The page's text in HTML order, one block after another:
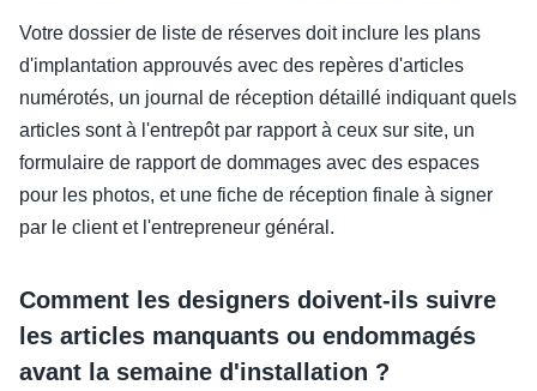
Votre dossier de liste de réserves doit inclure les plans
d'implantation approuvés avec des repères d'articles
numérotés, un journal de réception détaillé indiquant quels
articles sont à l'entrepôt par rapport à ceux sur site, un
formulaire de rapport de dommages avec des espaces
pour les photos, et une fiche de réception finale à signer
par le client et l'entrepreneur général.
Comment les designers doivent-ils suivre
les articles manquants ou endommagés
avant la semaine d'installation ?